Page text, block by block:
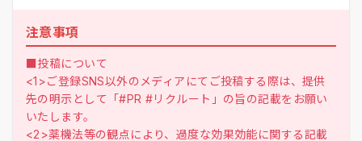
注意事項
■投稿について
<1>ご登録SNS以外のメディアにてご投稿する際は、提供
先の明示として「#PR #リクルート」の旨の記載をお願い
いたします。
<2>薬機法等の観点により、過度な効果効能に関する記載